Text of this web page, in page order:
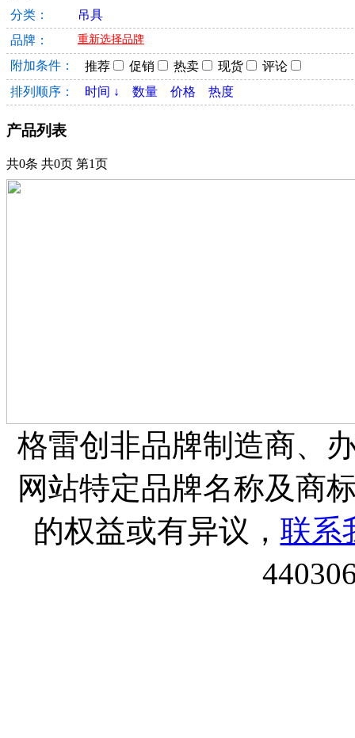
分类：
吊具
品牌：
重新选择品牌
附加条件： 推荐 促销 热卖 现货
评论
排列顺序：
时间 ↓ 数量 价格 热度
产品列表
共0条 共0页 第1页
格雷创非品牌制造商、
网站特定品牌名称及商
的权益或有异议， 联系